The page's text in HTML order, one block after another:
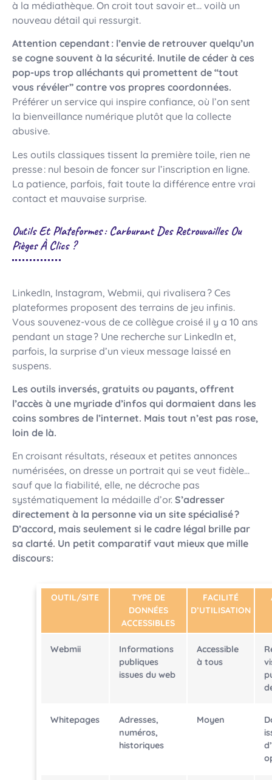
à la médiathèque. On croit tout savoir et… voilà un
nouveau détail qui ressurgit.
Attention cependant : l’envie de retrouver quelqu’un
se cogne souvent à la sécurité. Inutile de céder à ces
pop-ups trop alléchants qui promettent de “tout
vous révéler” contre vos propres coordonnées.
Préférer un service qui inspire confiance, où l’on sent
la bienveillance numérique plutôt que la collecte
abusive.
Les outils classiques tissent la première toile, rien ne
presse : nul besoin de foncer sur l’inscription en ligne.
La patience, parfois, fait toute la différence entre vrai
contact et mauvaise surprise.
Outils Et Plateformes : Carburant Des Retrouvailles Ou
Pièges À Clics ?
LinkedIn, Instagram, Webmii, qui rivalisera ? Ces
plateformes proposent des terrains de jeu infinis.
Vous souvenez-vous de ce collègue croisé il y a 10 ans
pendant un stage ? Une recherche sur LinkedIn et,
parfois, la surprise d’un vieux message laissé en
suspens.
Les outils inversés, gratuits ou payants, offrent
l’accès à une myriade d’infos qui dormaient dans les
coins sombres de l’internet. Mais tout n’est pas rose,
loin de là.
En croisant résultats, réseaux et petites annonces
numérisées, on dresse un portrait qui se veut fidèle…
sauf que la fiabilité, elle, ne décroche pas
systématiquement la médaille d’or. S’adresser
directement à la personne via un site spécialisé ?
D’accord, mais seulement si le cadre légal brille par
sa clarté. Un petit comparatif vaut mieux que mille
discours:
OUTIL/SITE
TYPE DE
DONNÉES
ACCESSIBLES
FACILITÉ
D’UTILISATION
Webmii
Informations
publiques
issues du web
Accessible
à tous
Whitepages
Adresses,
numéros,
historiques
Moyen